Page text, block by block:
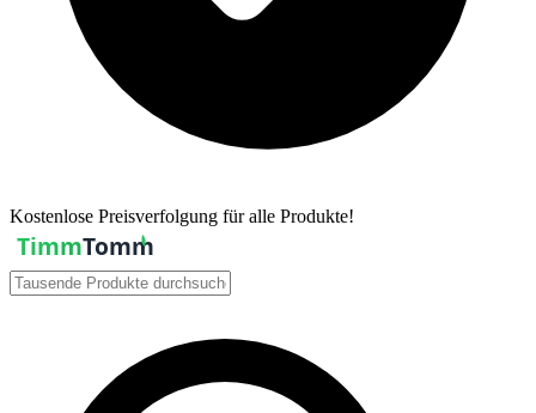
Kostenlose Preisverfolgung für alle Produkte!